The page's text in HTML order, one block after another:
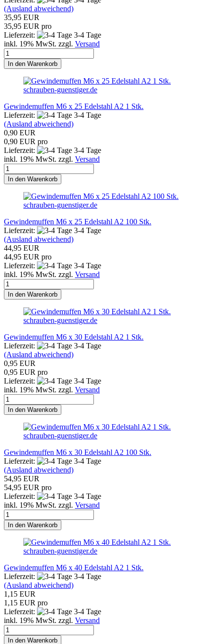
(Ausland abweichend)
35,95 EUR
35,95 EUR pro
Lieferzeit:
3-4 Tage
inkl. 19% MwSt. zzgl. Versand
In den Warenkorb
schrauben-guenstiger.de
Gewindemuffen M6 x 25 Edelstahl A2 1 Stk.
Lieferzeit:
3-4 Tage
(Ausland abweichend)
0,90 EUR
0,90 EUR pro
Lieferzeit:
3-4 Tage
inkl. 19% MwSt. zzgl. Versand
In den Warenkorb
schrauben-guenstiger.de
Gewindemuffen M6 x 25 Edelstahl A2 100 Stk.
Lieferzeit:
3-4 Tage
(Ausland abweichend)
44,95 EUR
44,95 EUR pro
Lieferzeit:
3-4 Tage
inkl. 19% MwSt. zzgl. Versand
In den Warenkorb
schrauben-guenstiger.de
Gewindemuffen M6 x 30 Edelstahl A2 1 Stk.
Lieferzeit:
3-4 Tage
(Ausland abweichend)
0,95 EUR
0,95 EUR pro
Lieferzeit:
3-4 Tage
inkl. 19% MwSt. zzgl. Versand
In den Warenkorb
schrauben-guenstiger.de
Gewindemuffen M6 x 30 Edelstahl A2 100 Stk.
Lieferzeit:
3-4 Tage
(Ausland abweichend)
54,95 EUR
54,95 EUR pro
Lieferzeit:
3-4 Tage
inkl. 19% MwSt. zzgl. Versand
In den Warenkorb
schrauben-guenstiger.de
Gewindemuffen M6 x 40 Edelstahl A2 1 Stk.
Lieferzeit:
3-4 Tage
(Ausland abweichend)
1,15 EUR
1,15 EUR pro
Lieferzeit:
3-4 Tage
inkl. 19% MwSt. zzgl. Versand
In den Warenkorb